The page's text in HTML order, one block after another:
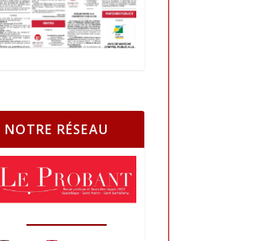
NOTRE RÉSEAU